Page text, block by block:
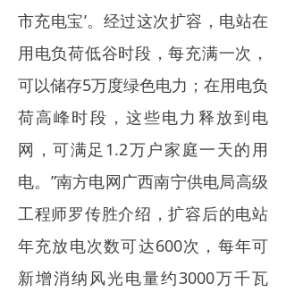
市充电宝’。经过这次扩容，电站在
用电负荷低谷时段，每充满一次，
可以储存5万度绿色电力；在用电负
荷高峰时段，这些电力释放到电
网，可满足1.2万户家庭一天的用
电。”南方电网广西南宁供电局高级
工程师罗传胜介绍，扩容后的电站
年充放电次数可达600次，每年可
新增消纳风光电量约3000万千瓦